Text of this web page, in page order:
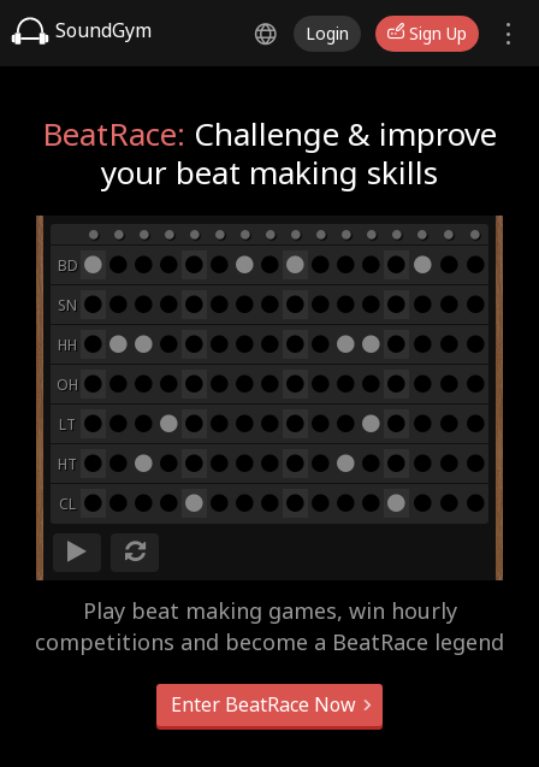
SoundGym Login Sign Up
BeatRace: Challenge & improve
your beat making skills
BD
SN
HH
OH
LT
HT
CL
Play beat making games, win hourly
competitions and become a BeatRace legend
Enter BeatRace Now